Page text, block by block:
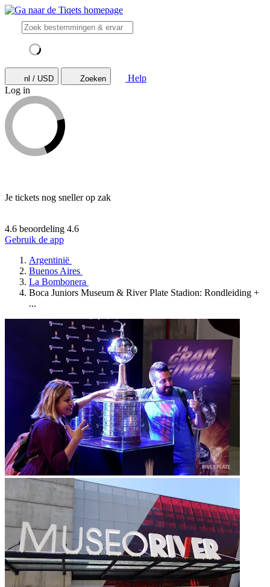
nl / USD Zoeken
Help
Log in
Je tickets nog sneller op zak
4.6 beoordeling 4.6
Gebruik de app
Argentinië
Buenos Aires
La Bombonera
Boca Juniors Museum & River Plate Stadion: Rondleiding +
...